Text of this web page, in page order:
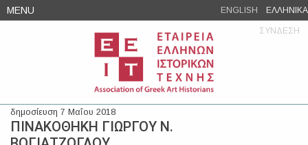
Skip
to
MENU ENGLISH ΕΛΛΗΝΙΚΑ
ΣΥΝΔΕΣΗ
δημοσίευση 7 Μαΐου 2018
ΠΙΝΑΚΟΘΗΚΗ ΓΙΩΡΓΟΥ Ν.